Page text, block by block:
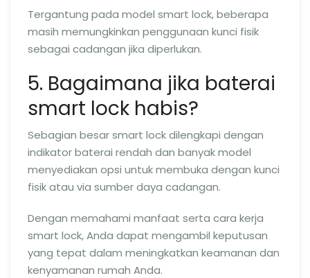
Tergantung pada model smart lock, beberapa
masih memungkinkan penggunaan kunci fisik
sebagai cadangan jika diperlukan.
5. Bagaimana jika baterai
smart lock habis?
Sebagian besar smart lock dilengkapi dengan
indikator baterai rendah dan banyak model
menyediakan opsi untuk membuka dengan kunci
fisik atau via sumber daya cadangan.
Dengan memahami manfaat serta cara kerja
smart lock, Anda dapat mengambil keputusan
yang tepat dalam meningkatkan keamanan dan
kenyamanan rumah Anda.